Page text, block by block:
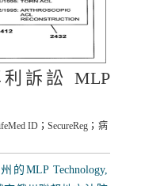
訴訟 MLP
ID ；SecureReg ； 病
的MLP Technology,